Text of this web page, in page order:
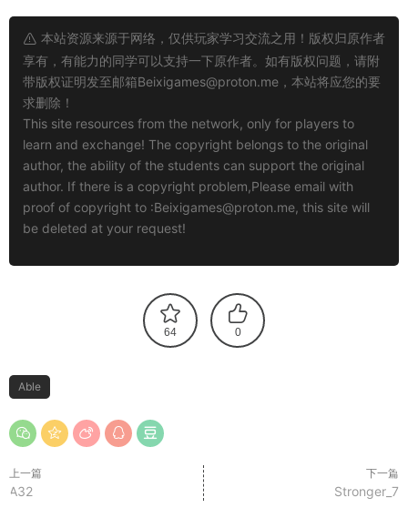
本站资源来源于网络，仅供玩家学习交流之用！版权归原作者
享有，有能力的同学可以支持一下原作者。如有版权问题，请附
带版权证明发至邮箱Beixigames@proton.me ，本站将应您的要
求删除！
This site resources from the network, only for players to
learn and exchange! The copyright belongs to the original
author, the ability of the students can support the original
author. If there is a copyright problem,Please email with
proof of copyright to :Beixigames@proton.me, this site will
be deleted at your request!
64 0
Able
上一篇
A32
下一篇
Stronger_7